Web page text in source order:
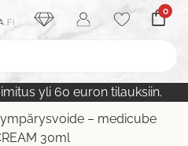
0
yli 60 euron tilauksiin.
– medicube
30ml